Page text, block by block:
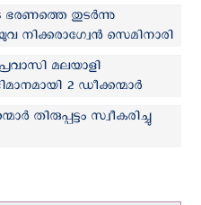
ഭരണത്തെ തുടര്‍ന്നു
നിക്കരാഗ്വേൻ സെമിനാരി
സ്വീകരിച്ചു
മലയാളി
2 ഡീക്കന്മാര്‍
തിരുപ്പട്ടം സ്വീകരിച്ചു